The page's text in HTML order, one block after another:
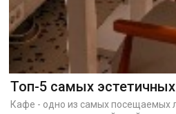
Топ-5 самых
Кафе - одно из самых посещаемых